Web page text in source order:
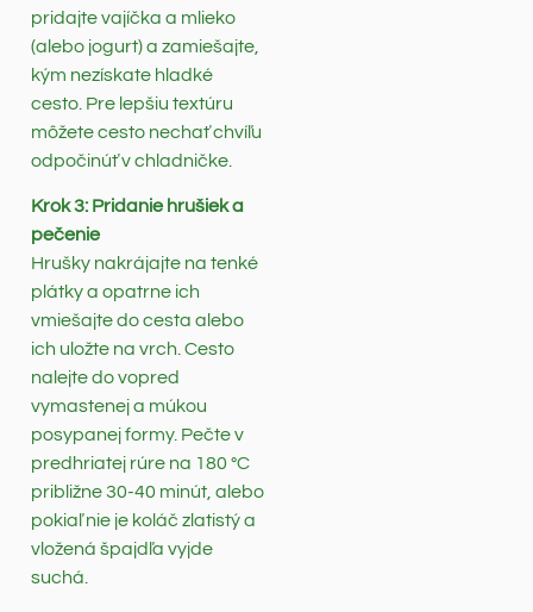
pridajte vajíčka a mlieko
(alebo jogurt) a zamiešajte,
kým nezískate hladké
cesto. Pre lepšiu textúru
môžete cesto nechať chvíľu
odpočinúť v chladničke.
Krok 3: Pridanie hrušiek a
pečenie
Hrušky nakrájajte na tenké
plátky a opatrne ich
vmiešajte do cesta alebo
ich uložte na vrch. Cesto
nalejte do vopred
vymastenej a múkou
posypanej formy. Pečte v
predhriatej rúre na 180 °C
približne 30-40 minút, alebo
pokiaľ nie je koláč zlatistý a
vložená špajdľa vyjde
suchá.